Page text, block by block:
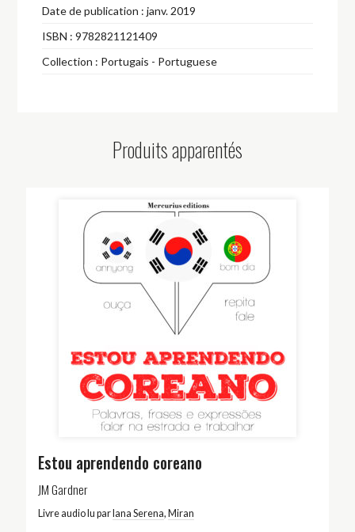
Date de publication : janv. 2019
ISBN : 9782821121409
Collection : Portugais - Portuguese
Produits apparentés
Estou aprendendo coreano
JM Gardner
Livre audio lu par Iana Serena, Miran